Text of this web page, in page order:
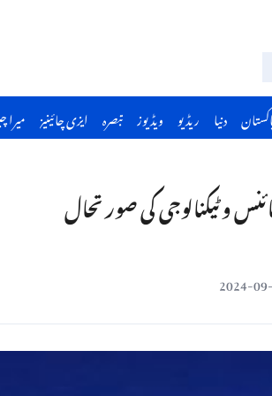
دنیا ریڈیو ویڈیوز تبصرہ ایزی چائینیز
و ٹیکنالوجی کی صورتحال